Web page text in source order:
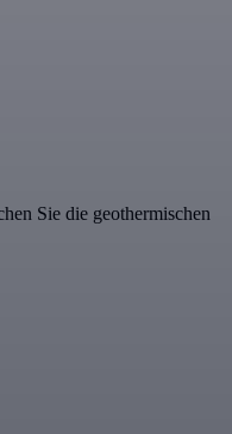
Sie die geothermischen